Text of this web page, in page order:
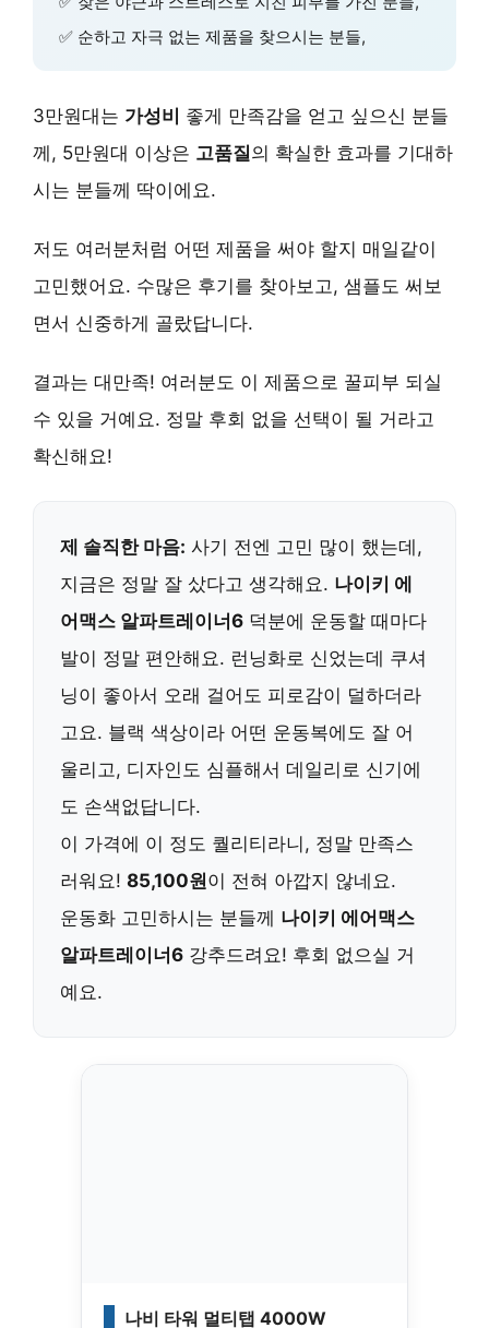
✅ 순하고 자극 없는 제품을 찾으시는 분들,
3만원대는 가성비 좋게 만족감을 얻고 싶으신 분들
께, 5만원대 이상은 고품질의 확실한 효과를 기대하
시는 분들께 딱이에요.
저도 여러분처럼 어떤 제품을 써야 할지 매일같이
고민했어요. 수많은 후기를 찾아보고, 샘플도 써보
면서 신중하게 골랐답니다.
결과는 대만족! 여러분도 이 제품으로 꿀피부 되실
수 있을 거예요. 정말 후회 없을 선택이 될 거라고
확신해요!
제 솔직한 마음: 사기 전엔 고민 많이 했는데,
지금은 정말 잘 샀다고 생각해요. 나이키 에
어맥스 알파트레이너6 덕분에 운동할 때마다
발이 정말 편안해요. 런닝화로 신었는데 쿠셔
닝이 좋아서 오래 걸어도 피로감이 덜하더라
고요. 블랙 색상이라 어떤 운동복에도 잘 어
울리고, 디자인도 심플해서 데일리로 신기에
도 손색없답니다.
이 가격에 이 정도 퀄리티라니, 정말 만족스
러워요! 85,100원이 전혀 아깝지 않네요.
운동화 고민하시는 분들께 나이키 에어맥스
알파트레이너6 강추드려요! 후회 없으실 거
예요.
나비 타워 멀티탭 4000W